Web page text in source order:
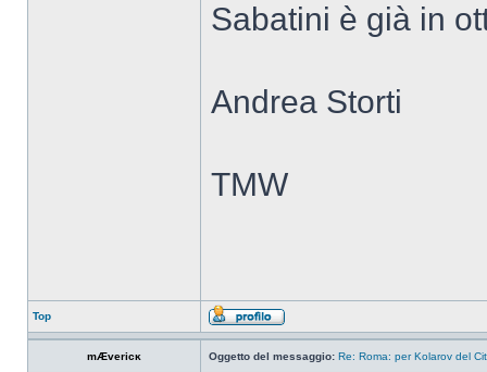
Sabatini è già in
Andrea Storti
TMW
Top
mÆvericĸ Oggetto del messaggio: Re: Roma: per Kolarov del